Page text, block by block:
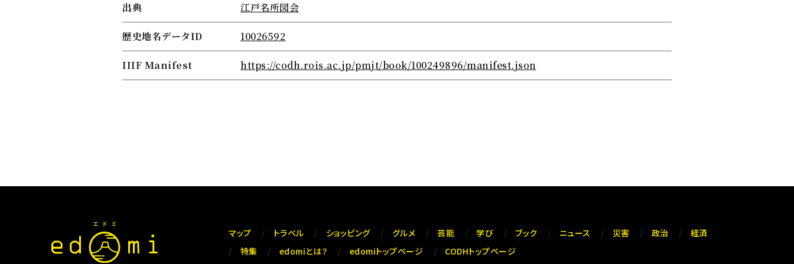
出典 江戸名所図会
歴史地名データID 10026592
IIIF Manifest https://codh.rois.ac.jp/pmjt/book/100249896/manifest.json
マップ トラベル ショッピング グルメ 芸能 学び ブック ニュース 災害 政治
経済
特集
edomiとは？ edomiトップページ CODHトップページ